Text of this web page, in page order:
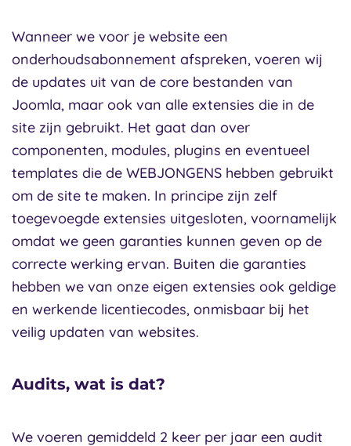
Wanneer we voor je website een
onderhoudsabonnement afspreken, voeren wij
de updates uit van de core bestanden van
Joomla, maar ook van alle extensies die in de
site zijn gebruikt. Het gaat dan over
componenten, modules, plugins en eventueel
templates die de WEBJONGENS hebben gebruikt
om de site te maken. In principe zijn zelf
toegevoegde extensies uitgesloten, voornamelijk
omdat we geen garanties kunnen geven op de
correcte werking ervan. Buiten die garanties
hebben we van onze eigen extensies ook geldige
en werkende licentiecodes, onmisbaar bij het
veilig updaten van websites.
Audits, wat is dat?
We voeren gemiddeld 2 keer per jaar een audit